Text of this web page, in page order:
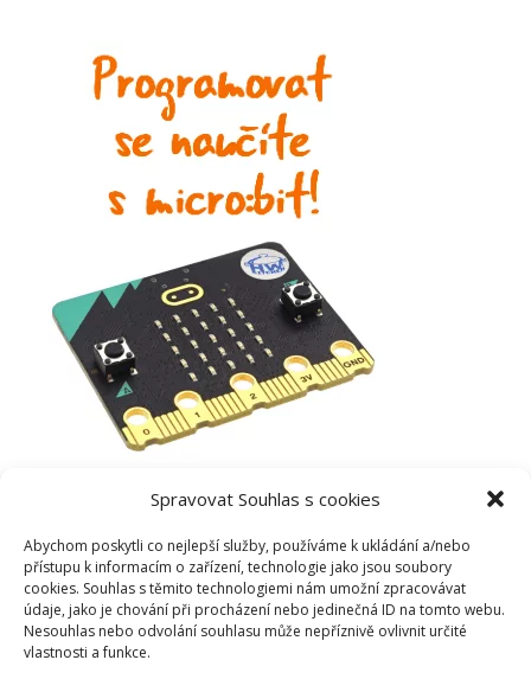
Spravovat Souhlas s cookies
Abychom poskytli co nejlepší služby, používáme k ukládání a/nebo
přístupu k informacím o zařízení, technologie jako jsou soubory
cookies. Souhlas s těmito technologiemi nám umožní zpracovávat
údaje, jako je chování při procházení nebo jedinečná ID na tomto webu.
Nesouhlas nebo odvolání souhlasu může nepříznivě ovlivnit určité
vlastnosti a funkce.